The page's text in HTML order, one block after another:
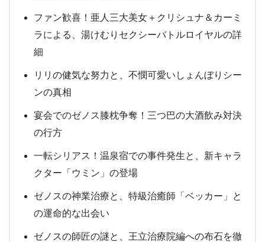
ファン歓喜！亜人三大美女＋クリシュナ＆カーミ
ラによる、湯けむりセクシーバトルロイヤルの詳
細
リリの健気な努力と、不憫可愛いしょんぼりシー
ンの真相
宴会でのゼノス膝枕争奪！三つ巴の大酒飲み対決
の行方
一転シリアス！温泉宿での事件発生と、新キャラ
クター「ウミン」の登場
ゼノスの神業治療と、特級治癒師「ベッカー」と
の運命的な出会い
ゼノスの師匠の謎と、王立治療院編への布石を徹